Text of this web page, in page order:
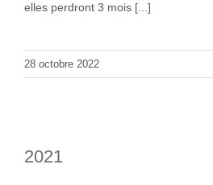
elles perdront 3 mois [...]
28 octobre 2022
2021